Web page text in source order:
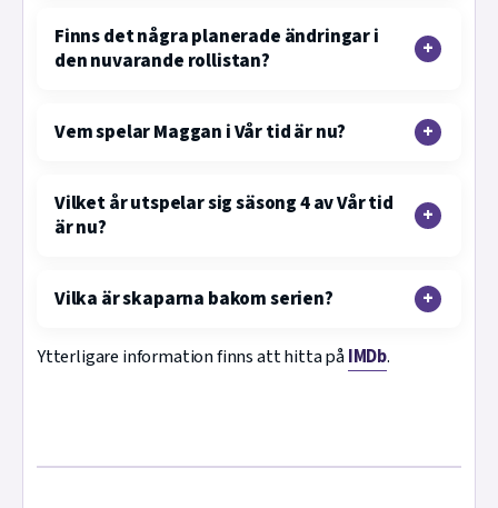
Finns det några planerade ändringar i
den nuvarande rollistan?
Vem spelar Maggan i Vår tid är nu?
Vilket år utspelar sig säsong 4 av Vår tid
är nu?
Vilka är skaparna bakom serien?
Ytterligare information finns att hitta påIMDb.